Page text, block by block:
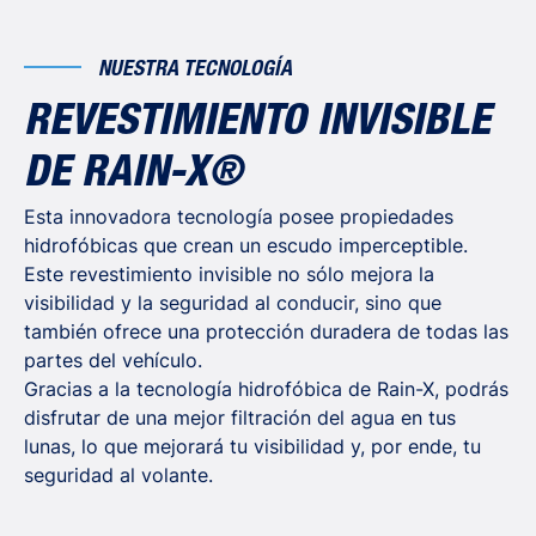
NUESTRA TECNOLOGÍA
REVESTIMIENTO INVISIBLE
DE RAIN-X®
Esta innovadora tecnología posee propiedades
hidrofóbicas que crean un escudo imperceptible.
Este revestimiento invisible no sólo mejora la
visibilidad y la seguridad al conducir, sino que
también ofrece una protección duradera de todas las
partes del vehículo.
Gracias a la tecnología hidrofóbica de Rain-X, podrás
disfrutar de una mejor filtración del agua en tus
lunas, lo que mejorará tu visibilidad y, por ende, tu
seguridad al volante.